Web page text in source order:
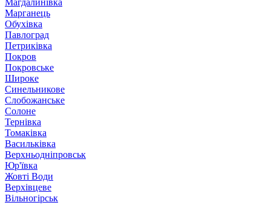
Магдалинівка
Марганець
Обухівка
Павлоград
Петриківка
Покров
Покровське
Широке
Синельникове
Слобожанське
Солоне
Тернівка
Томаківка
Васильківка
Верхньодніпровськ
Юр'ївка
Жовті Води
Верхівцеве
Вільногірськ